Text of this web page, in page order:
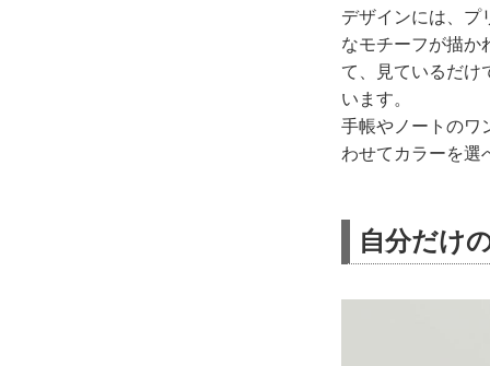
デザインには、プ
なモチーフが描か
て、見ているだけ
います。
手帳やノートのワ
わせてカラーを選
自分だけ